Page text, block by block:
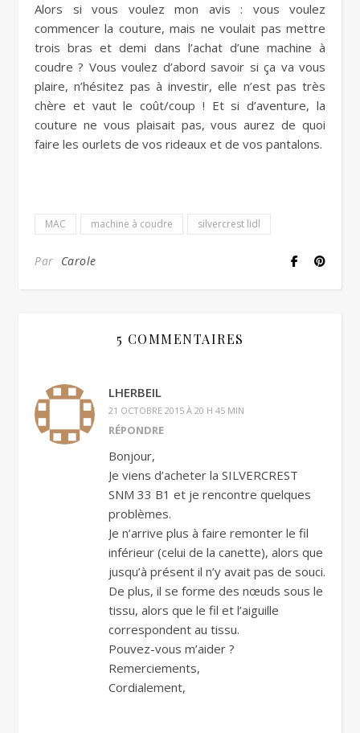
Alors si vous voulez mon avis : vous voulez
commencer la couture, mais ne voulait pas mettre
trois bras et demi dans l’achat d’une machine à
coudre ? Vous voulez d’abord savoir si ça va vous
plaire, n’hésitez pas à investir, elle n’est pas très
chère et vaut le coût/coup ! Et si d’aventure, la
couture ne vous plaisait pas, vous aurez de quoi
faire les ourlets de vos rideaux et de vos pantalons.
MAC machine à coudre silvercrest lidl
Par Carole
5 COMMENTAIRES
LHERBEIL
21 OCTOBRE 2015 À 20 H 45 MIN
RÉPONDRE
Bonjour,
Je viens d’acheter la SILVERCREST
SNM 33 B1 et je rencontre quelques
problèmes.
Je n’arrive plus à faire remonter le fil
inférieur (celui de la canette), alors que
jusqu’à présent il n’y avait pas de souci.
De plus, il se forme des nœuds sous le
tissu, alors que le fil et l’aiguille
correspondent au tissu.
Pouvez-vous m’aider ?
Remerciements,
Cordialement,